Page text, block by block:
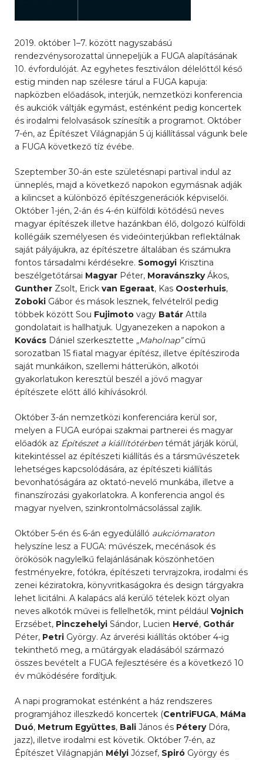
2019. október 1–7. között nagyszabású
rendezvénysorozattal ünnepeljük a FUGA alapításának
10. évfordulóját. Az egyhetes fesztiválon délelőttől késő
estig minden nap szélesre tárul a FUGA kapuja:
napközben előadások, interjúk, nemzetközi konferencia
és aukciók váltják egymást, esténként pedig koncertek
és irodalmi felolvasások színesítik a programot. Október
7-én, az Építészet Világnapján 5 új kiállítással vágunk bele
a FUGA következő tíz évébe.
Szeptember 30-án este születésnapi partival indul az
ünneplés, majd a következő napokon egymásnak adják
a kilincset a különböző építészgenerációk képviselői.
Október 1-jén, 2-án és 4-én külföldi kötődésű neves
magyar építészek illetve hazánkban élő, dolgozó külföldi
kollégáik személyesen és videóinterjúkban reflektálnak
saját pályájukra, az építészetre általában és számukra
fontos társadalmi kérdésekre. Somogyi Krisztina
beszélgetőtársai Magyar Péter, MoravánszkyÁkos,
Gunther Zsolt, Erick van Egeraat, Kas Oosterhuis,
Zoboki Gábor és mások lesznek, felvételről pedig
többek között Sou Fujimoto vagy Batár Attila
gondolatait is hallhatjuk. Ugyanezeken a napokon a
Kovács Dániel szerkesztette „Maholnap”című
sorozatban 15 fiatal magyar építész, illetve építésziroda
saját munkáikon, szellemi hátterükön, alkotói
gyakorlatukon keresztül beszél a jövő magyar
építészete előtt álló kihívásokról.
Október 3-án nemzetközi konferenciára kerül sor,
melyen a FUGA európai szakmai partnerei és magyar
előadók az Építészet a kiállítótérbentémát járják körül,
kitekintéssel az építészeti kiállítás és a társművészetek
lehetséges kapcsolódására, az építészeti kiállítás
bevonhatóságára az oktató-nevelő munkába, illetve a
finanszírozási gyakorlatokra. A konferencia angol és
magyar nyelven, szinkrontolmácsolással zajlik.
Október 5-én és 6-án egyedülálló aukciómaraton
helyszíne lesz a FUGA: művészek, mecénások és
örökösök nagylelkű felajánlásának köszönhetően
festményekre, fotókra, építészeti tervrajzokra, irodalmi és
zenei kéziratokra, könyvritkaságokra és design tárgyakra
lehet licitálni. A kalapács alá kerülő tételek közt olyan
neves alkotók művei is fellelhetők, mint például Vojnich
Erzsébet, Pinczehelyi Sándor, Lucien Hervé, Gothár
Péter, Petri György. Az árverési kiállítás október 4-ig
tekinthető meg, a műtárgyak eladásából származó
összes bevételt a FUGA fejlesztésére és a következő 10
év működésére fordítjuk.
A napi programokat esténként a ház rendszeres
programjához illeszkedő koncertek (CentriFUGA, MáMa
Duó, Metrum Együttes, Bali János és PéteryDóra,
jazz), illetve irodalmi est követik. Október 7-én, az
Építészet Világnapján Mélyi József, Spiró György és